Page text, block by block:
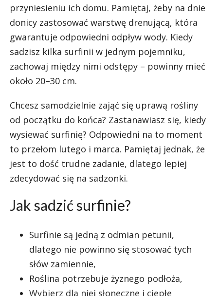
przyniesieniu ich domu. Pamiętaj, żeby na dnie
donicy zastosować warstwę drenującą, która
gwarantuje odpowiedni odpływ wody. Kiedy
sadzisz kilka surfinii w jednym pojemniku,
zachowaj między nimi odstępy – powinny mieć
około 20–30 cm.
Chcesz samodzielnie zająć się uprawą rośliny
od początku do końca? Zastanawiasz się, kiedy
wysiewać surfinię? Odpowiedni na to moment
to przełom lutego i marca. Pamiętaj jednak, że
jest to dość trudne zadanie, dlatego lepiej
zdecydować się na sadzonki.
Jak sadzić surfinie?
Surfinie są jedną z odmian petunii,
dlatego nie powinno się stosować tych
słów zamiennie,
Roślina potrzebuje żyznego podłoża,
Wybierz dla niej słoneczne i ciepłe